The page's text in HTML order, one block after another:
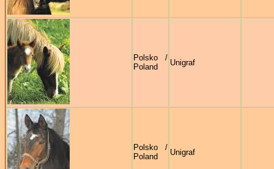
Polsko /
Poland
Unigraf
Polsko /
Poland
Unigraf